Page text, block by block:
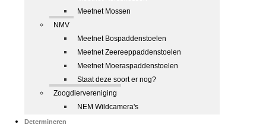
Meetnet Mossen
NMV
Meetnet Bospaddenstoelen
Meetnet Zeereeppaddenstoelen
Meetnet Moeraspaddenstoelen
Staat deze soort er nog?
Zoogdiervereniging
NEM Wildcamera's
Determineren